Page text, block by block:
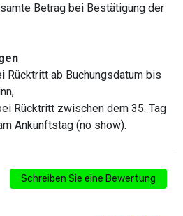
Betrag bei Bestätigung der
ab Buchungsdatum bis
Rücktritt zwischen dem 35. Tag
Ankunftstag (no show).
Schreiben Sie eine Bewertung